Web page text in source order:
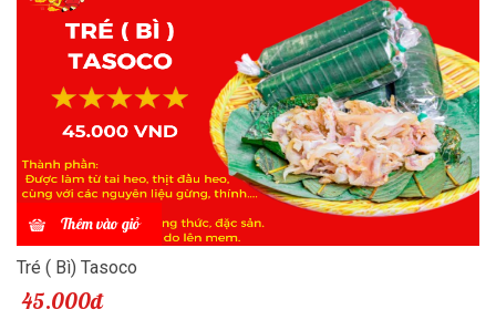
Thêm vào giỏ
Tré ( Bì) Tasoco
45.000đ